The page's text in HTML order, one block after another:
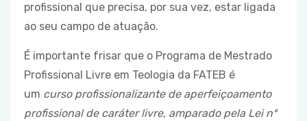
profissional que precisa, por sua vez, estar ligada
ao seu campo de atuação.
É importante frisar que o Programa de Mestrado
Profissional Livre em Teologia da FATEB é
um curso profissionalizante de aperfeiçoamento
profissional de caráter livre, amparado pela Lei nº